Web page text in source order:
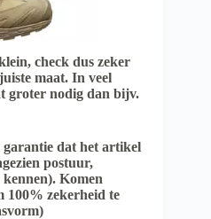
check dus zeker
maat. In veel
groter nodig dan bijv.
garantie dat het artikel
postuur,
Komen
100% zekerheid te